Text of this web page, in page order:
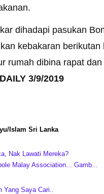
dihadapi pasukan
kebakaran berikutan
rumah dibina rapat
3/9/2019
Islam Sri Lanka
Nak Lawati Mereka?
Malay Association... Gamb...
Saya Cari..